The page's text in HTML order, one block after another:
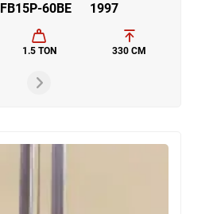
FB15P-60BE 1997
1.5 TON 330 CM